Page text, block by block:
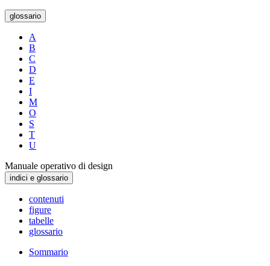
glossario
A
B
C
D
E
I
M
O
S
T
U
Manuale operativo di design
indici e glossario
contenuti
figure
tabelle
glossario
Sommario